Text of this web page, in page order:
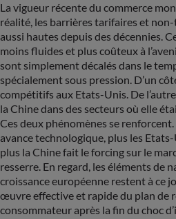
La vigueur récente du commerce
réalité, les barrières tarifaires et
aussi hautes depuis des décennies.
moins fluides et plus coûteux à
sont simplement décalés dans le
spécialement sous pression. D’un
compétitifs aux Etats-Unis. De
la Chine dans des secteurs où elle
Ces deux phénomènes se
avance technologique, plus les
plus la Chine fait le forcing sur le
resserre. En regard, les éléments de
croissance européenne restent à ce
œuvre effective et rapide du plan de
consommateur après la fin du choc